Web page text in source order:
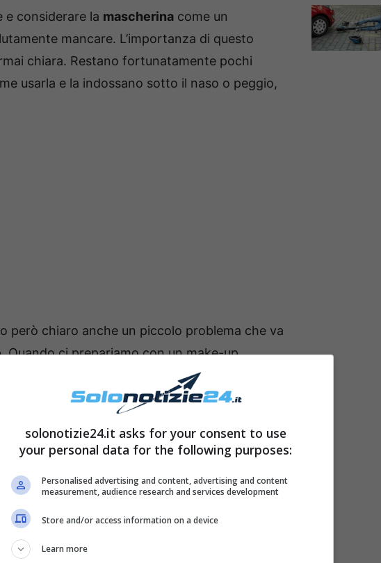
e considerare la mascherina come un
mancare. L’importanza di questo
chiara. Restano fortunatamente pochi
usarla e la indossano sotto il naso o peggio,
però chiaro anche un piccolo problema che va
. Quando ci prepariamo con un make-up
metà del fondotinta e del rossetto finisce
Come fare?
fare?
ma è innegabile che comporta qualche
di questo gesto per prevenire e
Però, tra irritazioni, brufoli improvvisi e
trovare un buon compromesso!
solonotizie24.it asks for your consent to use
your personal data for the following purposes:
Personalised advertising and content, advertising and content
measurement, audience research and services development
Store and/or access information on a device
Learn more